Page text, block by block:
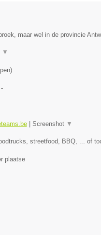
maar wel in de provincie
▼
)
-
| Screenshot ▼
streetfood, BBQ, ... of
plaatse